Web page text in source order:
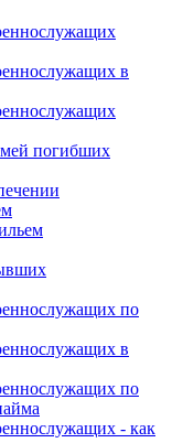
в
погибших
по
в
по
- как